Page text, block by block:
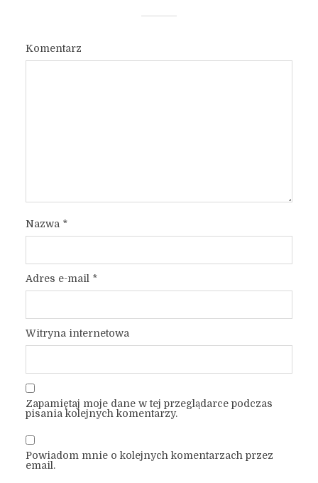
Komentarz
Nazwa *
Adres e-mail *
Witryna internetowa
Zapamiętaj moje dane w tej przeglądarce podczas
pisania kolejnych komentarzy.
Powiadom mnie o kolejnych komentarzach przez
email.